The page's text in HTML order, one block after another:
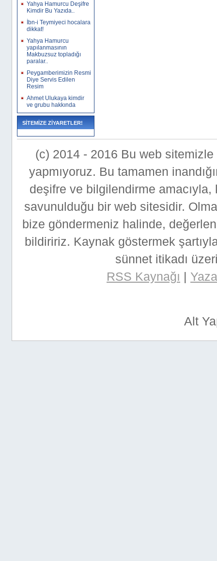
Yahya Hamurcu Deşifre
Kimdir Bu Yazıda..
İbn-i Teymiyeci hocalara
dikkat!
Yahya Hamurcu
yapılanmasının
Makbuzsuz topladığı
paralar..
Peygamberimizin Resmi
Diye Servis Edilen
Resim
Ahmet Ulukaya kimdir
ve grubu hakkında
SİTEMİZE ZİYARETLER!
(c) 2014 - 2016 Bu web
yapmıyoruz. Bu tamamen
deşifre ve bilgilendirme
savunulduğu bir web sitesidir.
bize göndermeniz halinde,
bildiririz. Kaynak göstermek
sünnet itikadı
RSS Kaynağı |
Alt